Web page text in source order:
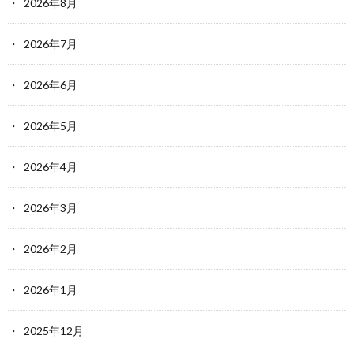
2026年8月
2026年7月
2026年6月
2026年5月
2026年4月
2026年3月
2026年2月
2026年1月
2025年12月